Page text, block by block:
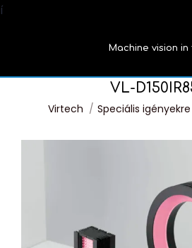
í
Machine vision in
VL-
You are here:
Virtech Speciális igényekre